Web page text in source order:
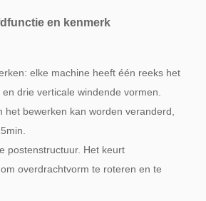
en kenmerk
elke machine heeft één reeks het
drie verticale windende vormen.
het bewerken kan worden veranderd,
postenstructuur. Het keurt
overdrachtvorm te roteren en te